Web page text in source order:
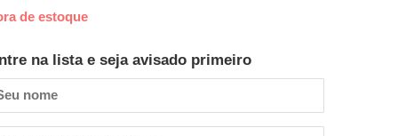
de estoque
na lista e seja avisado primeiro